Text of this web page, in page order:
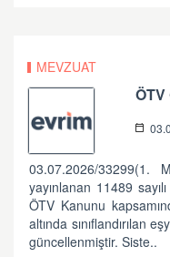
MEVZUAT
ÖTV
03.07.2026/33299(1.
yayınlanan 11489
ÖTV Kanunu
altında sınıflandırılan
güncellenmiştir. Siste..